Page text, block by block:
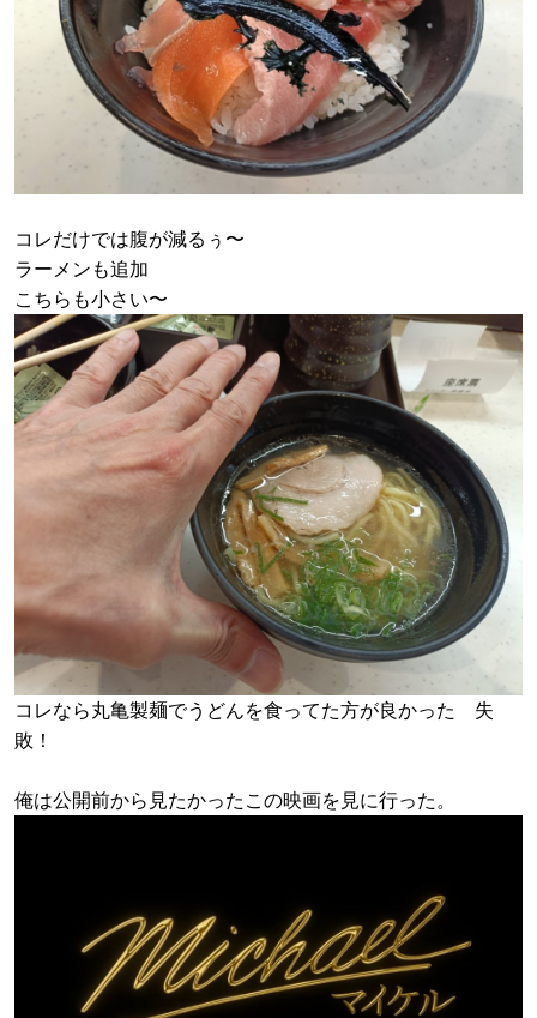
コレだけでは腹が減るぅ〜
ラーメンも追加
こちらも小さい〜
コレなら丸亀製麺でうどんを食ってた方が良かった 失
敗！
俺は公開前から見たかったこの映画を見に行った。